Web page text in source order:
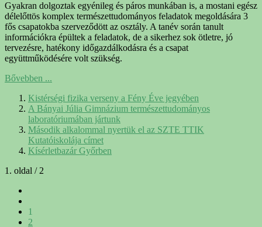
Gyakran dolgoztak egyénileg és páros munkában is, a mostani egész
délelőttös komplex természettudományos feladatok megoldására 3
fős csapatokba szerveződött az osztály. A tanév során tanult
információkra épültek a feladatok, de a sikerhez sok ötletre, jó
tervezésre, hatékony időgazdálkodásra és a csapat
együttműködésére volt szükség.
Bővebben ...
Kistérségi fizika verseny a Fény Éve jegyében
A Bányai Júlia Gimnázium természettudományos
laboratóriumában jártunk
Második alkalommal nyertük el az SZTE TTIK
Kutatóiskolája címet
Kísérletbazár Győrben
1. oldal / 2
1
2